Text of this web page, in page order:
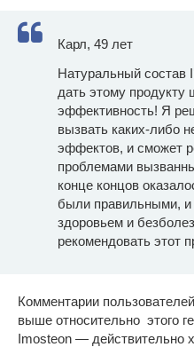
Карл, 49 лет
Натуральный состав
дать этому продукту
эффективность! Я
вызвать каких-либо
эффектов, и сможет
проблемами
конце концов
были правильными,
здоровьем и
рекомендовать этот
Комментарии
выше относительно этого
Imosteon — действительно